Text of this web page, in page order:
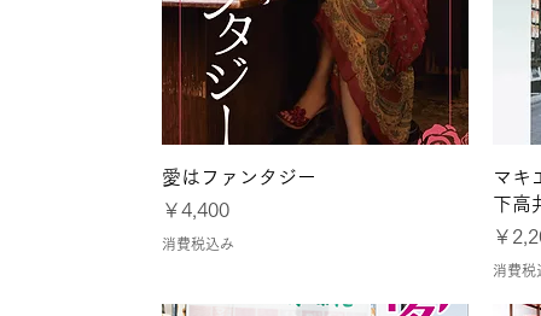
クイックビュー
愛はファンタジー
価格
￥4,400
消費税込み
マキ
下高
価格
￥
消費税